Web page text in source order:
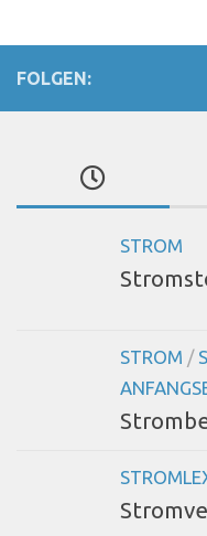
FOLGEN:
STROM
STROM /